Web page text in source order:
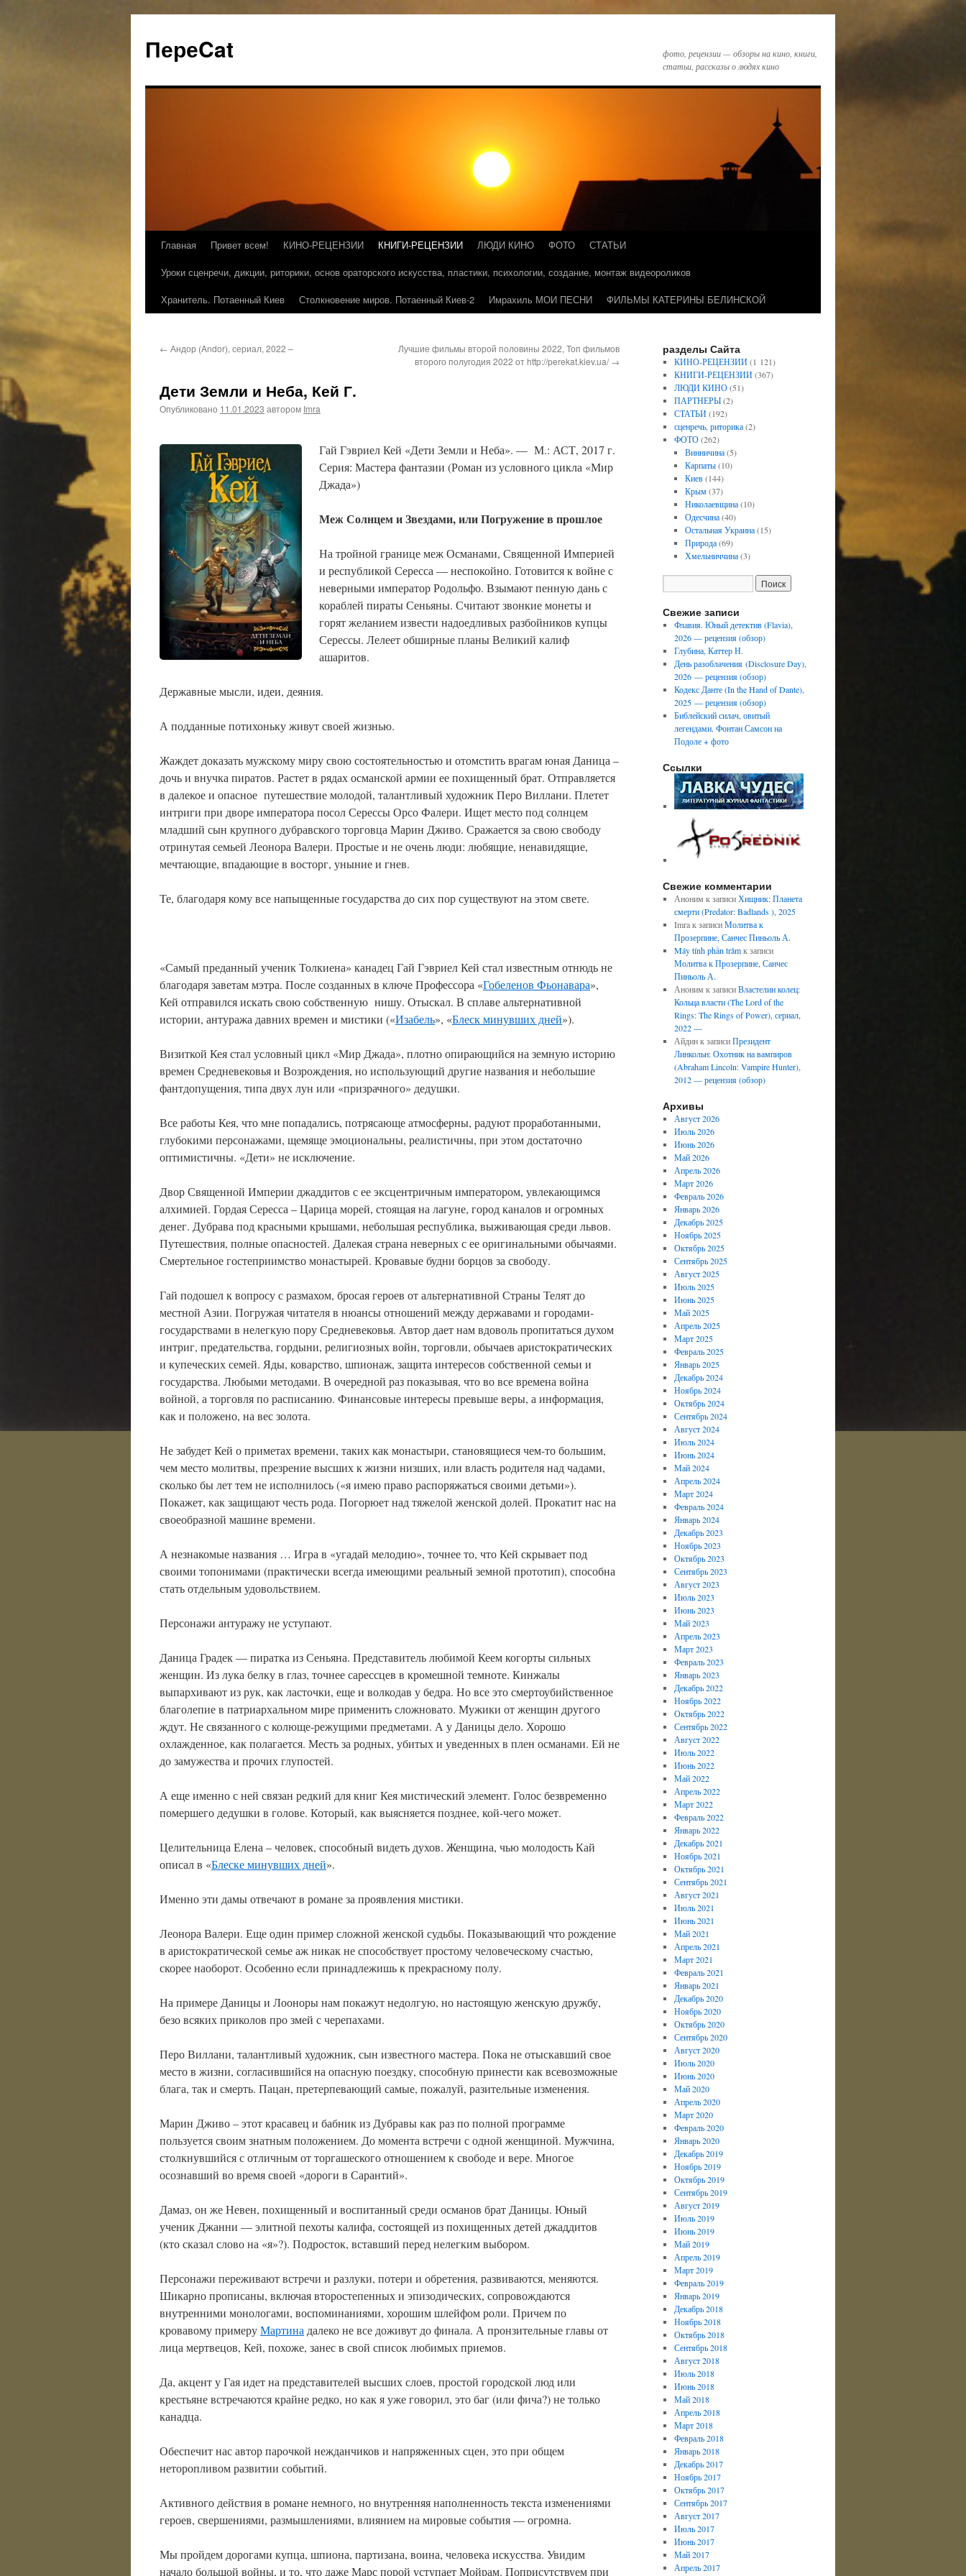
ПереCat
фото, рецензии — обзоры на кино, книги,
статьи, рассказы о людях кино
Главная Привет всем! КИНО-РЕЦЕНЗИИ КНИГИ-РЕЦЕНЗИИ ЛЮДИ КИНО ФОТО
СТАТЬИ
Уроки сценречи, дикции, риторики, основ ораторского искусства, пластики, психологии, создание, монтаж видеороликов
Хранитель. Потаенный Киев
Столкновение миров. Потаенный Киев-2 Имрахиль МОИ ПЕСНИ ФИЛЬМЫ КАТЕРИНЫ БЕЛИНСКОЙ
← Андор (Andor), сериал, 2022 –
Лучшие фильмы второй половины 2022, Топ фильмов
второго полугодия 2022 от http://perekat.kiev.ua/→
Дети Земли и Неба, Кей Г.
Опубликовано 11.01.2023 автором Imra
Гай Гэвриел Кей «Дети Земли и Неба». — М.: АСТ, 2017 г.
Серия: Мастера фантазии (Роман из условного цикла «Мир
Джада»)
Меж Солнцем и Звездами, или Погружение в прошлое
На тройной границе меж Османами, Священной Империей
и республикой Сересса — неспокойно. Готовится к войне с
неверными император Родольфо. Взымают пенную дань с
кораблей пираты Сеньяны. Считают звонкие монеты и
горят желанием извести надоедливых разбойников купцы
Серессы. Лелеет обширные планы Великий калиф
ашаритов.
Державные мысли, идеи, деяния.
А подданные потихоньку живут своей жизнью.
Жаждет доказать мужскому миру свою состоятельностью и отомстить врагам юная Даница –
дочь и внучка пиратов. Растет в рядах османской армии ее похищенный брат. Отправляется
в далекое и опасное путешествие молодой, талантливый художник Перо Виллани. Плетет
интриги при дворе императора посол Серессы Орсо Фалери. Ищет место под солнцем
младший сын крупного дубравского торговца Марин Дживо. Сражается за свою свободу
отринутая семьей Леонора Валери. Простые и не очень люди: любящие, ненавидящие,
мечтающие, впадающие в восторг, уныние и гнев.
Те, благодаря кому все напыщенные государства до сих пор существуют на этом свете.
«Самый преданный ученик Толкиена» канадец Гай Гэвриел Кей стал известным отнюдь не
благодаря заветам мэтра. После созданных в ключе Профессора «Гобеленов Фьонавара»,
Кей отправился искать свою собственную нишу. Отыскал. В сплаве альтернативной
истории, антуража давних времен и мистики («Изабель», «Блеск минувших дней»).
Визиткой Кея стал условный цикл «Мир Джада», плотно опирающийся на земную историю
времен Средневековья и Возрождения, но использующий другие названия и небольшие
фантдопущения, типа двух лун или «призрачного» дедушки.
Все работы Кея, что мне попадались, потрясающе атмосферны, радуют проработанными,
глубокими персонажами, щемяще эмоциональны, реалистичны, при этом достаточно
оптимистичны. «Дети» не исключение.
Двор Священной Империи джаддитов с ее эксцентричным императором, увлекающимся
алхимией. Гордая Сересса – Царица морей, стоящая на лагуне, город каналов и огромных
денег. Дубрава под красными крышами, небольшая республика, выживающая среди львов.
Путешествия, полные опасностей. Далекая страна неверных с ее оригинальными обычаями.
Смертельное гостеприимство монастырей. Кровавые будни борцов за свободу.
Гай подошел к вопросу с размахом, бросая героев от альтернативной Страны Телят до
местной Азии. Погружая читателя в нюансы отношений между державами и городами-
государствами в нелегкую пору Средневековья. Автор дает нам вдоволь пропитаться духом
интриг, предательства, гордыни, религиозных войн, торговли, обычаев аристократических
и купеческих семей. Яды, коварство, шпионаж, защита интересов собственной семьи и
государства. Любыми методами. В очередной раз показывая, что во все времена война
войной, а торговля по расписанию. Финансовые интересы превыше веры, а информация,
как и положено, на вес золота.
Не забудет Кей о приметах времени, таких как монастыри, становящиеся чем-то большим,
чем место молитвы, презрение высших к жизни низших, или власть родителя над чадами,
сколько бы лет тем не исполнилось («я имею право распоряжаться своими детьми»).
Покажет, как защищают честь рода. Погорюет над тяжелой женской долей. Прокатит нас на
своеобразной машине времени.
А незнакомые названия … Игра в «угадай мелодию», точнее то, что Кей скрывает под
своими топонимами (практически всегда имеющими реальный земной прототип), способна
стать отдельным удовольствием.
Персонажи антуражу не уступают.
Даница Градек — пиратка из Сеньяна. Представитель любимой Кеем когорты сильных
женщин. Из лука белку в глаз, точнее сарессцев в кромешной темноте. Кинжалы
выпархивают из рук, как ласточки, еще и волкодав у бедра. Но все это смертоубийственное
благолепие в патриархальном мире применить сложновато. Мужики от женщин другого
ждут. Не связанного с колюще-режущими предметами. А у Даницы дело. Хорошо
охлажденное, как полагается. Месть за родных, убитых и уведенных в плен османами. Ей не
до замужества и прочих глупостей.
А еще именно с ней связан редкий для книг Кея мистический элемент. Голос безвременно
помершего дедушки в голове. Который, как выясняется позднее, кой-чего может.
Целительница Елена – человек, способный видеть духов. Женщина, чью молодость Кай
описал в «Блеске минувших дней».
Именно эти дамы отвечают в романе за проявления мистики.
Леонора Валери. Еще один пример сложной женской судьбы. Показывающий что рождение
в аристократической семье аж никак не способствует простому человеческому счастью,
скорее наоборот. Особенно если принадлежишь к прекрасному полу.
На примере Даницы и Лооноры нам покажут недолгую, но настоящую женскую дружбу,
безо всяких приколов про змей с черепахами.
Перо Виллани, талантливый художник, сын известного мастера. Пока не отыскавший свое
место в жизни, согласившийся на опасную поездку, способную принести как всевозможные
блага, так и смерть. Пацан, претерпевающий самые, пожалуй, разительные изменения.
Марин Дживо – этот красавец и бабник из Дубравы как раз по полной программе
пользуется своим знатным положением. До момента встречи с одной женщиной. Мужчина,
столкнувшийся с отличным от торгашеского отношением к свободе и вере. Многое
осознавший во время своей «дороги в Сарантий».
Дамаз, он же Невен, похищенный и воспитанный среди османов брат Даницы. Юный
ученик Джанни — элитной пехоты калифа, состоящей из похищенных детей джаддитов
(кто сказал слово на «я»?). Подросток, вставший перед нелегким выбором.
Персонажи переживают встречи и разлуки, потери и обретения, развиваются, меняются.
Шикарно прописаны, включая второстепенных и эпизодических, сопровождаются
внутренними монологами, воспоминаниями, хорошим шлейфом роли. Причем по
кровавому примеруМартина далеко не все доживут до финала. А пронзительные главы от
лица мертвецов, Кей, похоже, занес в свой список любимых приемов.
Да, акцент у Гая идет на представителей высших слоев, простой городской люд или
крестьяне встречаются крайне редко, но как я уже говорил, это баг (или фича?) не только
канадца.
Обеспечит нас автор парочкой нежданчиков и напряженных сцен, это при общем
неторопливом развитии событий.
Активного действия в романе немного, но внутренняя наполненность текста изменениями
героев, свершениями, размышлениями, влиянием на мировые события — огромна.
Мы пройдем дорогами купца, шпиона, партизана, воина, человека искусства. Увидим
начало большой войны, и то, что даже Марс порой уступает Мойрам. Поприсутствуем при
разделы Сайта
КИНО-РЕЦЕНЗИИ(1 121)
КНИГИ-РЕЦЕНЗИИ(367)
ЛЮДИ КИНО(51)
ПАРТНЕРЫ(2)
СТАТЬИ(192)
сценречь, риторика(2)
ФОТО(262)
Винничина(5)
Карпаты(10)
Киев(144)
Крым(37)
Николаевщина(10)
Одесчина(40)
Остальная Украина(15)
Природа(69)
Хмельниччина(3)
Свежие записи
Флавия. Юный детектив (Flavia),
2026 — рецензия (обзор)
Глубина, Каттер Н.
День разоблачения (Disclosure Day),
2026 — рецензия (обзор)
Кодекс Данте (In the Hand of Dante),
2025 — рецензия (обзор)
Библейский силач, овитый
легендами. Фонтан Самсон на
Подоле + фото
Ссылки
Свежие комментарии
Аноним к записиХищник: Планета
смерти (Predator: Badlands ), 2025
Imraк записиМолитва к
Прозерпине, Санчес Пиньоль А.
Máy tính phần trămк записи
Молитва к Прозерпине, Санчес
Пиньоль А.
Аноним к записиВластелин колец:
Кольца власти (The Lord of the
Rings: The Rings of Power), сериал,
2022 —
Айдинк записиПрезидент
Линкольн: Охотник на вампиров
(Abraham Lincoln: Vampire Hunter),
2012 — рецензия (обзор)
Архивы
Август 2026
Июль 2026
Июнь 2026
Май 2026
Апрель 2026
Март 2026
Февраль 2026
Январь 2026
Декабрь 2025
Ноябрь 2025
Октябрь 2025
Сентябрь 2025
Август 2025
Июль 2025
Июнь 2025
Май 2025
Апрель 2025
Март 2025
Февраль 2025
Январь 2025
Декабрь 2024
Ноябрь 2024
Октябрь 2024
Сентябрь 2024
Август 2024
Июль 2024
Июнь 2024
Май 2024
Апрель 2024
Март 2024
Февраль 2024
Январь 2024
Декабрь 2023
Ноябрь 2023
Октябрь 2023
Сентябрь 2023
Август 2023
Июль 2023
Июнь 2023
Май 2023
Апрель 2023
Март 2023
Февраль 2023
Январь 2023
Декабрь 2022
Ноябрь 2022
Октябрь 2022
Сентябрь 2022
Август 2022
Июль 2022
Июнь 2022
Май 2022
Апрель 2022
Март 2022
Февраль 2022
Январь 2022
Декабрь 2021
Ноябрь 2021
Октябрь 2021
Сентябрь 2021
Август 2021
Июль 2021
Июнь 2021
Май 2021
Апрель 2021
Март 2021
Февраль 2021
Январь 2021
Декабрь 2020
Ноябрь 2020
Октябрь 2020
Сентябрь 2020
Август 2020
Июль 2020
Июнь 2020
Май 2020
Апрель 2020
Март 2020
Февраль 2020
Январь 2020
Декабрь 2019
Ноябрь 2019
Октябрь 2019
Сентябрь 2019
Август 2019
Июль 2019
Июнь 2019
Май 2019
Апрель 2019
Март 2019
Февраль 2019
Январь 2019
Декабрь 2018
Ноябрь 2018
Октябрь 2018
Сентябрь 2018
Август 2018
Июль 2018
Июнь 2018
Май 2018
Апрель 2018
Март 2018
Февраль 2018
Январь 2018
Декабрь 2017
Ноябрь 2017
Октябрь 2017
Сентябрь 2017
Август 2017
Июль 2017
Июнь 2017
Май 2017
Апрель 2017